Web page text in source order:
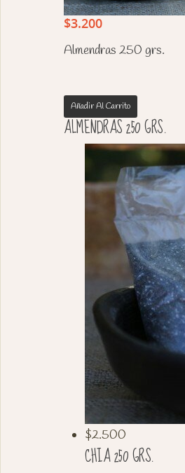
$3.200
Almendras 250 grs.
Añadir Al Carrito
ALMENDRAS 250 GRS.
$2.500
CHIA 250 GRS.